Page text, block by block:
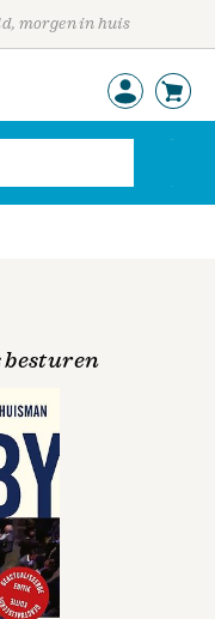
morgen in huis
besturen